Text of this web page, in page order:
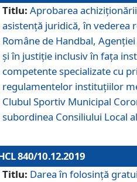
Titlu: Aprobarea
asistență juridică, în vederea
Române de Handbal,
și în justiție inclusiv în fața
competente specializate cu
regulamentelor instituțiilor
Clubul Sportiv Municipal
subordinea Consiliului Local
840/10.12.2019
Titlu: Darea în folosință